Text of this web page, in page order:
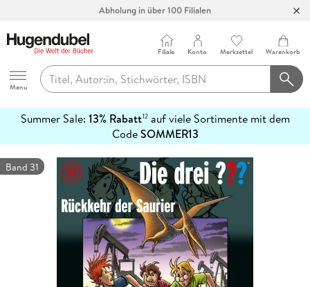
Abholung in über 100 Filialen
Hugendubel
Menu
Filiale Konto Merkzettel Warenkorb
Summer Sale: 13% Rabatt12auf viele Sortimente mit dem
CodeSOMMER13
erfahren
Band 31